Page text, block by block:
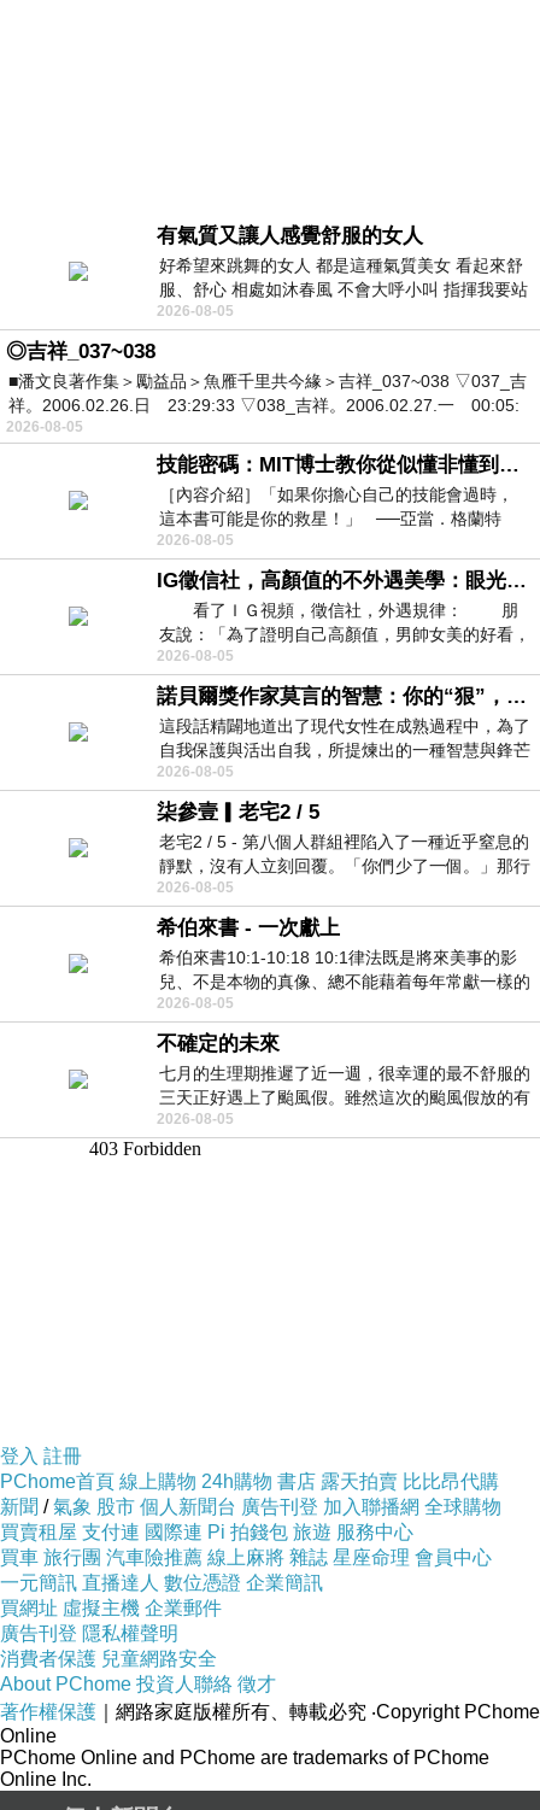
有氣質又讓人感覺舒服的女人
好希望來跳舞的女人 都是這種氣質美女 看起來舒
服、舒心 相處如沐春風 不會大呼小叫 指揮我要站
哪個位子 妳老幾？？
2026-08-05
◎吉祥_037~038
■潘文良著作集＞勵益品＞魚雁千里共今緣＞吉祥_037~038 ▽037_吉
祥。2006.02.26.日 23:29:33 ▽038_吉祥。2006.02.27.一 00:05:
2026-08-05
技能密碼：MIT博士教你從似懂非懂到穩定輸出，把專業變事業的職能升級攻略 /麥特．比恩(容錯)
［內容介紹］「如果你擔心自己的技能會過時，
這本書可能是你的救星！」 ──亞當．格蘭特
（Adam Grant），《
2026-08-05
IG徵信社，高顏值的不外遇美學：眼光太高也是一種防禦，為了證明我長得好看，我決定一輩子不外遇！
看了ＩＧ視頻，徵信社，外遇規律： 朋
友說：「為了證明自己高顏值，男帥女美的好看，
且眼光高，我決定一輩子不外遇。」
2026-08-05
諾貝爾獎作家莫言的智慧：你的“狠”，才是最好的自我保護
這段話精闢地道出了現代女性在成熟過程中，為了
自我保護與活出自我，所提煉出的一種智慧與鋒芒
的平衡。 核心解讀與看法
2026-08-05
柒參壹▎老宅2 / 5
老宅2 / 5 - 第八個人群組裡陷入了一種近乎窒息的
靜默，沒有人立刻回覆。「你們少了一個。」那行
字像一顆冰冷的鐵釘，硬生生刺進螢
2026-08-05
希伯來書 - 一次獻上
希伯來書10:1-10:18 10:1律法既是將來美事的影
兒、不是本物的真像、總不能藉着每年常獻一樣的
祭物、叫那近前來的人得以完全。 10
2026-08-05
不確定的未來
七月的生理期推遲了近一週，很幸運的最不舒服的
三天正好遇上了颱風假。雖然這次的颱風假放的有
點虛，因為風雨不大，但這也是最想要的
2026-08-05
登入 註冊
PChome首頁 線上購物 24h購物 書店 露天拍賣 比比昂代購
新聞 /氣象 股市 個人新聞台 廣告刊登 加入聯播網 全球購物
買賣租屋 支付連 國際連 Pi 拍錢包 旅遊 服務中心
買車 旅行團 汽車險推薦 線上麻將 雜誌 星座命理 會員中心
一元簡訊 直播達人 數位憑證 企業簡訊
買網址 虛擬主機 企業郵件
廣告刊登 隱私權聲明
消費者保護 兒童網路安全
About PChome 投資人聯絡 徵才
著作權保護 ｜網路家庭版權所有、轉載必究 ‧Copyright PChome
Online
PChome Online and PChome are trademarks of PChome
Online Inc.